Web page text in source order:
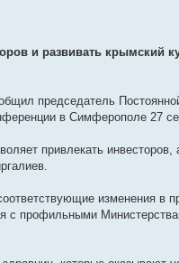
и развивать крымский
председатель
в Симферополе 27
привлекать инвесторов,
изменения в
с профильными